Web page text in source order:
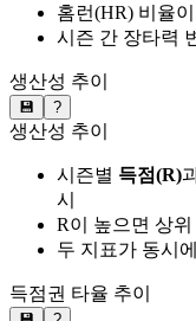
홈런(HR) 비율
시즌 간 장타력
생산성 추이
💾 ?
생산성 추이
시즌별 득점(R)
시
R이 높으면 상
두 지표가 동시
득점권 타율 추이